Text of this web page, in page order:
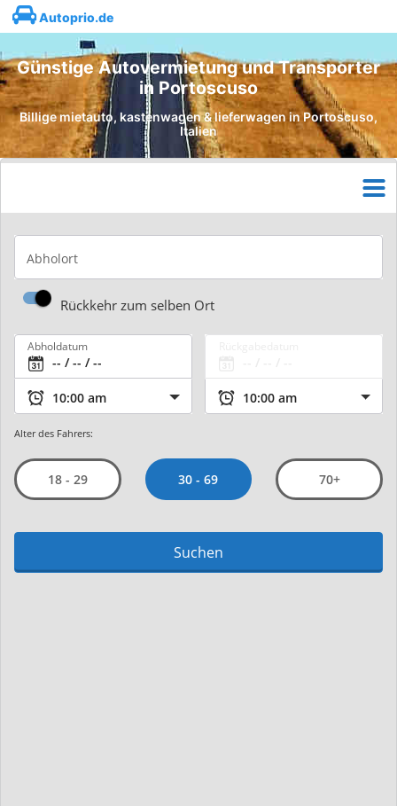
Autoprio.de
Günstige Autovermietung und Transporter
in Portoscuso
Billige mietauto, kastenwagen & lieferwagen in Portoscuso,
Italien
Abholort
Rückkehr zum selben Ort
Abholdatum
Alter des Fahrers:
18 - 29 30 - 69 70+
Suchen